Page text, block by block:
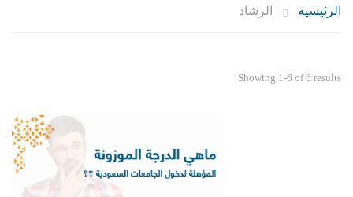
الرئيسية الرشاد
Showing 1-6 of 6 results